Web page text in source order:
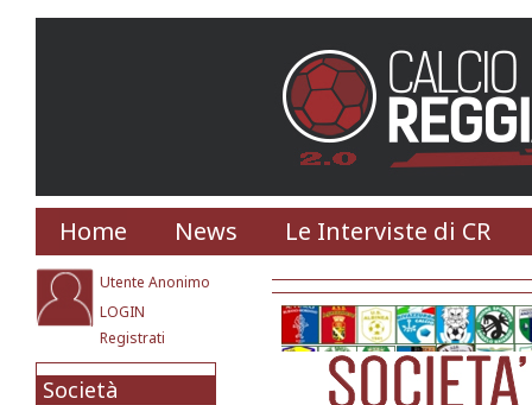
Home News Le Interviste di CR
Utente Anonimo
LOGIN
Registrati
Società